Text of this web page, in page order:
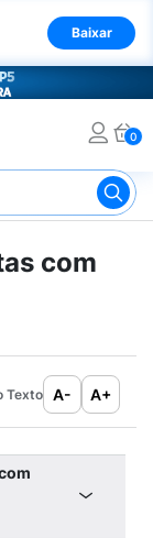
Baixar
0
ml Gotas com
com
Texto A- A+